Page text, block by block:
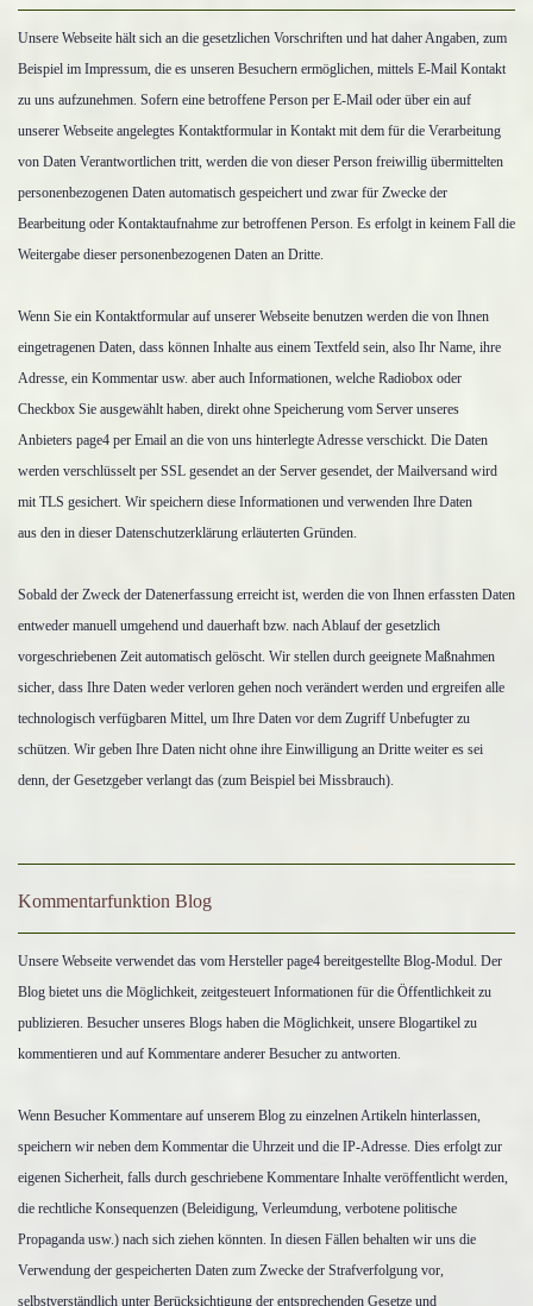
Unsere Webseite hält sich an die gesetzlichen Vorschriften und hat daher Angaben, zum
Beispiel im Impressum, die es unseren Besuchern ermöglichen, mittels E-Mail Kontakt
zu uns aufzunehmen. Sofern eine betroffene Person per E-Mail oder über ein auf
unserer Webseite angelegtes Kontaktformular in Kontakt mit dem für die Verarbeitung
von Daten Verantwortlichen tritt, werden die von dieser Person freiwillig übermittelten
personenbezogenen Daten automatisch gespeichert und zwar für Zwecke der
Bearbeitung oder Kontaktaufnahme zur betroffenen Person. Es erfolgt in keinem Fall die
Weitergabe dieser personenbezogenen Daten an Dritte.
Wenn Sie ein Kontaktformular auf unserer Webseite benutzen werden die von Ihnen
eingetragenen Daten, dass können Inhalte aus einem Textfeld sein, also Ihr Name, ihre
Adresse, ein Kommentar usw. aber auch Informationen, welche Radiobox oder
Checkbox Sie ausgewählt haben, direkt ohne Speicherung vom Server unseres
Anbieters page4 per Email an die von uns hinterlegte Adresse verschickt. Die Daten
werden verschlüsselt per SSL gesendet an der Server gesendet, der Mailversand wird
mit TLS gesichert. Wir speichern diese Informationen und verwenden Ihre Daten
aus den in dieser Datenschutzerklärung erläuterten Gründen.
Sobald der Zweck der Datenerfassung erreicht ist, werden die von Ihnen erfassten Daten
entweder manuell umgehend und dauerhaft bzw. nach Ablauf der gesetzlich
vorgeschriebenen Zeit automatisch gelöscht. Wir stellen durch geeignete Maßnahmen
sicher, dass Ihre Daten weder verloren gehen noch verändert werden und ergreifen alle
technologisch verfügbaren Mittel, um Ihre Daten vor dem Zugriff Unbefugter zu
schützen. Wir geben Ihre Daten nicht ohne ihre Einwilligung an Dritte weiter es sei
denn, der Gesetzgeber verlangt das (zum Beispiel bei Missbrauch).
Kommentarfunktion Blog
Unsere Webseite verwendet das vom Hersteller page4 bereitgestellte Blog-Modul. Der
Blog bietet uns die Möglichkeit, zeitgesteuert Informationen für die Öffentlichkeit zu
publizieren. Besucher unseres Blogs haben die Möglichkeit, unsere Blogartikel zu
kommentieren und auf Kommentare anderer Besucher zu antworten.
Wenn Besucher Kommentare auf unserem Blog zu einzelnen Artikeln hinterlassen,
speichern wir neben dem Kommentar die Uhrzeit und die IP-Adresse. Dies erfolgt zur
eigenen Sicherheit, falls durch geschriebene Kommentare Inhalte veröffentlicht werden,
die rechtliche Konsequenzen (Beleidigung, Verleumdung, verbotene politische
Propaganda usw.) nach sich ziehen könnten. In diesen Fällen behalten wir uns die
Verwendung der gespeicherten Daten zum Zwecke der Strafverfolgung vor,
selbstverständlich unter Berücksichtigung der entsprechenden Gesetze und